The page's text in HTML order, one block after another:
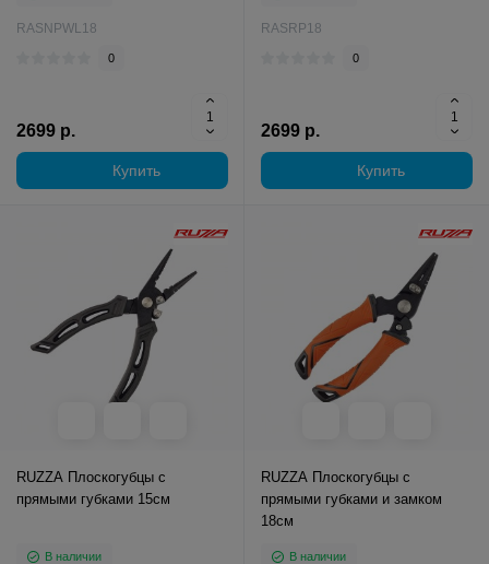
RASNPWL18
0
2699 р.
Купить
RASRP18
0
2699 р.
Купить
RUZZA Плоскогубцы с
прямыми губками 15см
В наличии
RUZZA Плоскогубцы с
прямыми губками и замком
18см
В наличии